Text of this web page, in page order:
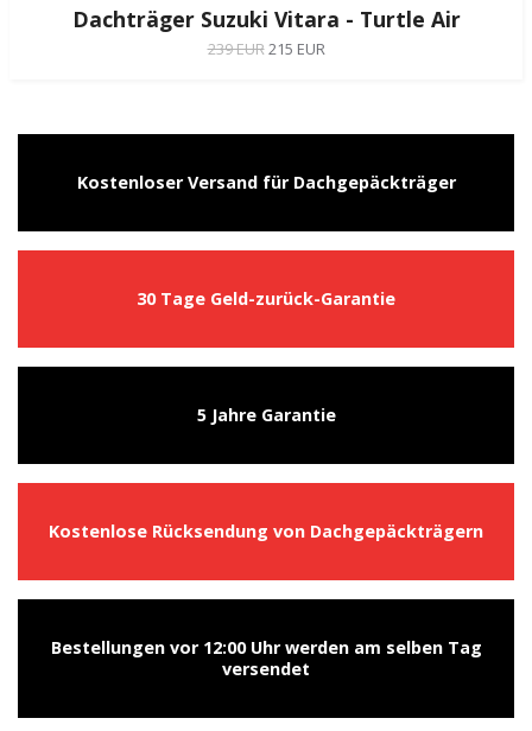
Dachträger Suzuki Vitara - Turtle Air
239 EUR215 EUR
Kostenloser Versand für Dachgepäckträger
30 Tage Geld-zurück-Garantie
5 Jahre Garantie
Kostenlose Rücksendung von Dachgepäckträgern
Bestellungen vor 12:00 Uhr werden am selben Tag
versendet